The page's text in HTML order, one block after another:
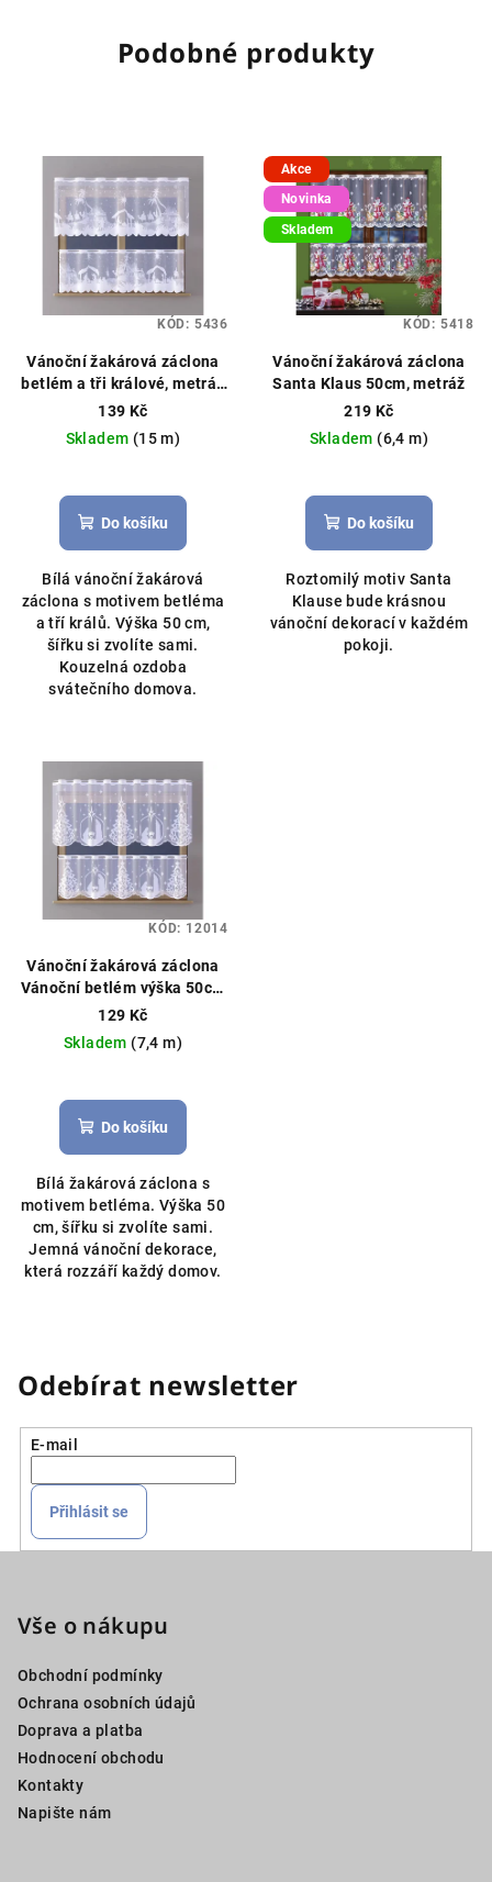
Podobné produkty
Vánoční žakárová záclona
betlém a tři králové, metráž
výška 50cm bílá
139 Kč
Skladem (15 m)
hodnocení
produktu
z
5
hvězdiček.
Do košíku
Bílá vánoční žakárová
záclona s motivem betléma
a tří králů. Výška 50 cm,
šířku si zvolíte sami.
Kouzelná ozdoba
svátečního domova.
KÓD: 5436
Akce
Novinka
Skladem
Vánoční žakárová záclona
Santa Klaus 50cm, metráž
219 Kč
Skladem (6,4 m)
hodnocení
produktu
z
5
hvězdiček.
Do košíku
Roztomilý motiv Santa
Klause bude krásnou
vánoční dekorací v každém
pokoji.
KÓD: 5418
Vánoční žakárová záclona
Vánoční betlém výška 50cm
Vánoční záclona, možné
129 Kč
Skladem (7,4 m)
Do košíku
Bílá žakárová záclona s
motivem betléma. Výška 50
cm, šířku si zvolíte sami.
Jemná vánoční dekorace,
která rozzáří každý domov.
KÓD: 12014
Odebírat newsletter
E-mail
Přihlásit se
Vše o nákupu
Obchodní podmínky
Ochrana osobních údajů
Doprava a platba
Hodnocení obchodu
Kontakty
Napište nám